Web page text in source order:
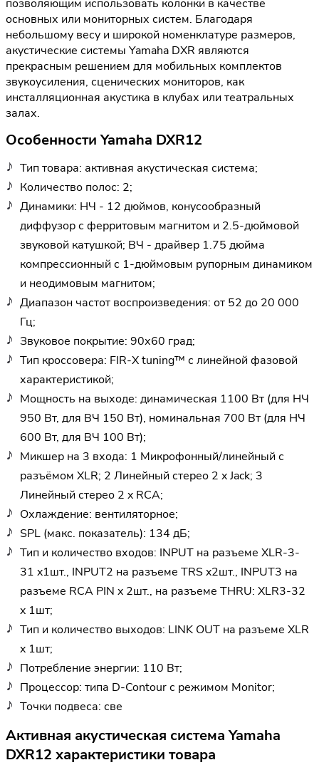
позволяющим использовать колонки в качестве
основных или мониторных систем. Благодаря
небольшому весу и широкой номенклатуре размеров,
акустические системы Yamaha DXR являются
прекрасным решением для мобильных комплектов
звукоусиления, сценических мониторов, как
инсталляционная акустика в клубах или театральных
залах.
Особенности Yamaha DXR12
Тип товара: активная акустическая система;
Количество полос: 2;
Динамики: НЧ - 12 дюймов, конусообразный
диффузор с ферритовым магнитом и 2.5-дюймовой
звуковой катушкой; ВЧ - драйвер 1.75 дюйма
компрессионный с 1-дюймовым рупорным динамиком
и неодимовым магнитом;
Диапазон частот воспроизведения: от 52 до 20 000
Гц;
Звуковое покрытие: 90х60 град;
Тип кроссовера: FIR-X tuning™ с линейной фазовой
характеристикой;
Мощность на выходе: динамическая 1100 Вт (для НЧ
950 Вт, для ВЧ 150 Вт), номинальная 700 Вт (для НЧ
600 Вт, для ВЧ 100 Вт);
Микшер на 3 входа: 1 Микрофонный/линейный с
разъёмом XLR; 2 Линейный стерео 2 x Jack; 3
Линейный стерео 2 x RCA;
Охлаждение: вентиляторное;
SPL (макс. показатель): 134 дБ;
Тип и количество входов: INPUT на разъеме XLR-3-
31 x1шт., INPUT2 на разъеме TRS x2шт., INPUT3 на
разъеме RCA PIN x 2шт., на разъеме THRU: XLR3-32
x 1шт;
Тип и количество выходов: LINK OUT на разъеме XLR
x 1шт;
Потребление энергии: 110 Вт;
Процессор: типа D-Contour с режимом Monitor;
Точки подвеса: све
Активная акустическая система Yamaha
DXR12 характеристики товара